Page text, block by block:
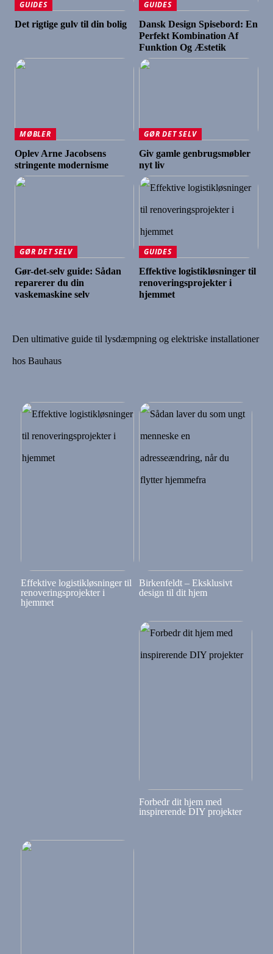
GUIDES
Det rigtige gulv til din bolig
GUIDES
Dansk Design Spisebord: En
Perfekt Kombination Af
Funktion Og Æstetik
MØBLER
Oplev Arne Jacobsens
stringente modernisme
GØR DET SELV
Giv gamle genbrugsmøbler
nyt liv
GØR DET SELV
Gør-det-selv guide: Sådan
reparerer du din
vaskemaskine selv
GUIDES
Effektive logistikløsninger til
renoveringsprojekter i
hjemmet
Den ultimative guide til lysdæmpning og elektriske installationer
hos Bauhaus
Effektive logistikløsninger til
renoveringsprojekter i
hjemmet
Birkenfeldt – Eksklusivt
design til dit hjem
Forbedr dit hjem med
inspirerende DIY projekter